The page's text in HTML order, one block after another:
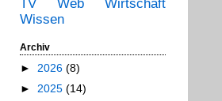
TV Web
Wirtschaft
Wissen
Archiv
► 2026 (8)
► 2025 (14)